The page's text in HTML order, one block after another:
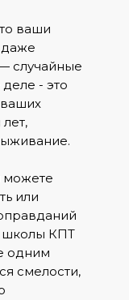
ваши
даже
случайные
- это
можете
или
школы КПТ
одним
смелости,